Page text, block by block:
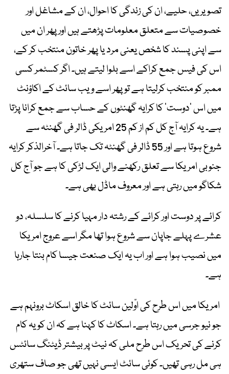
تصویریں، حلیے، ان کی زندگی کا احوال، ان کے مشاغل اور
خصوصیات سے متعلق معلومات پڑھتے ہیں اور پھر ان میں
سے اپنی پسند کا شخص یعنی مرد یا پھر خاتون منتخب کر کے،
اس کی فیس جمع کراکے اسے بلوا لیتے ہیں۔ اگر کسٹمر کسی
ممبر کو منتخب کرلیتا ہے تو پھر اسے ویب سائٹ کے اکاؤنٹ
میں اس ’دوست‘ کا کرایہ گھنٹوں کے حساب سے جمع کرانا پڑتا
ہے۔ یہ کرایہ آج کل کم از کم 25 امریکی ڈالر فی گھنٹہ سے
شروع ہوتا ہے اور 55 ڈالر فی گھنٹہ تک جاتا ہے۔ آخرالذکر کرایہ
جنوبی امریکا سے تعلق رکھنے والی ایک لڑکی کا ہے جو آج کل
شکاگو میں رہتی ہے اور معروف ماڈل بھی ہے۔
کرائے پر دوست اور کرائے کے رشتہ دار مہیا کرنے کا سلسلہ، دو
عشرے پہلے جاپان سے شروع ہوا تھا مگر اسے عروج امریکا
میں نصیب ہوا ہے اور اب یہ ایک صنعت جیسا کام بنتا جارہا
ہے۔
امریکا میں اس طرح کی اوّلین سائٹ کا خالق اسکاٹ برونہم ہے
جو نیو جرسی میں رہتا ہے۔ اسکاٹ کا کہنا ہے کہ ان کو یہ کام
کرنے کی تحریک اس طرح ملی کہ نیٹ پر بیشتر ڈیٹنگ سائٹس
ہی مل رہی تھیں۔ کوئی سائٹ ایسی نہیں تھی جو صاف ستھری